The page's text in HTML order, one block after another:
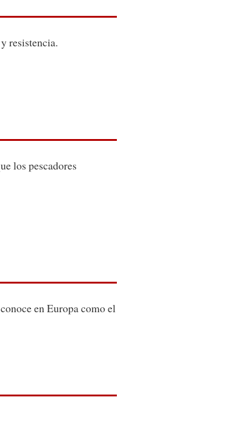
resistencia.
los pescadores
en Europa como el